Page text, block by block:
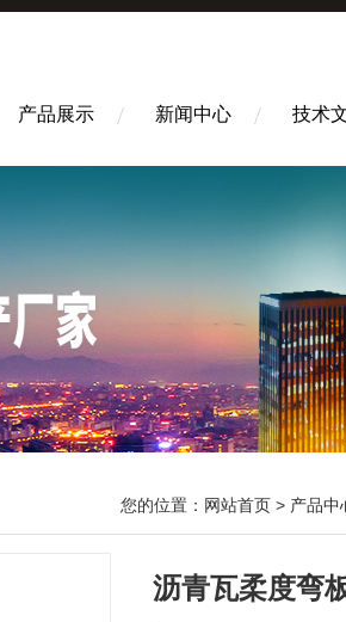
产品展示 新闻中心 技术
您的位置： 网站首页 > 产品中
沥青瓦柔度弯